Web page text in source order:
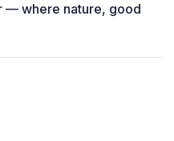
— where nature, good